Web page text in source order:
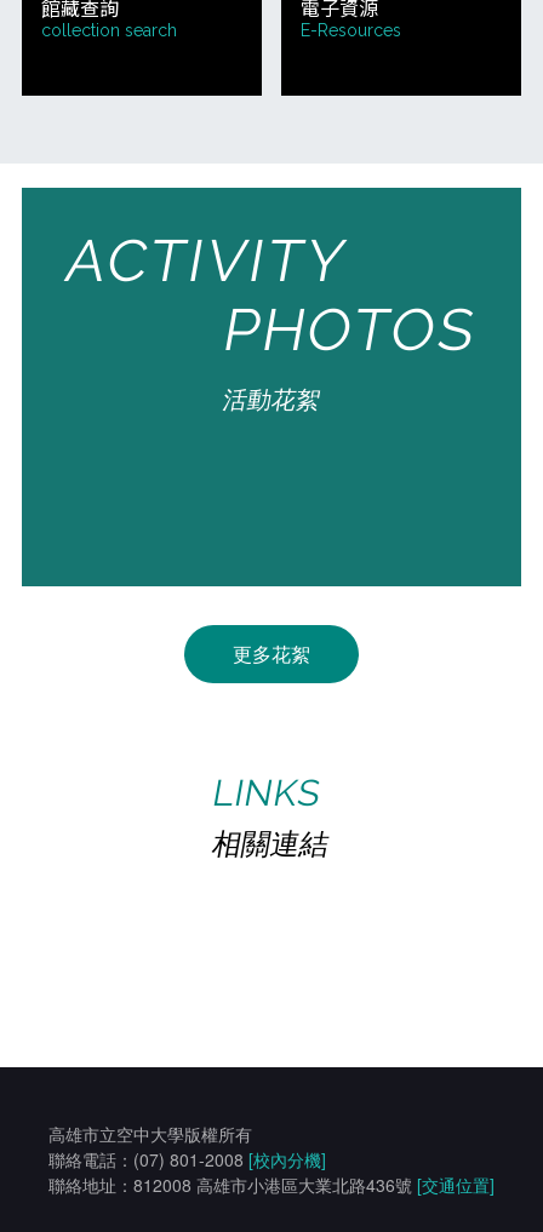
館藏查詢
collection search
電子資源
E-Resources
ACTIVITY
PHOTOS
活動花絮
更多花絮
LINKS
相關連結
高雄市立空中大學版權所有
聯絡電話：(07) 801-2008 [校內分機]
聯絡地址：812008 高雄市小港區大業北路436號 [交通位置]